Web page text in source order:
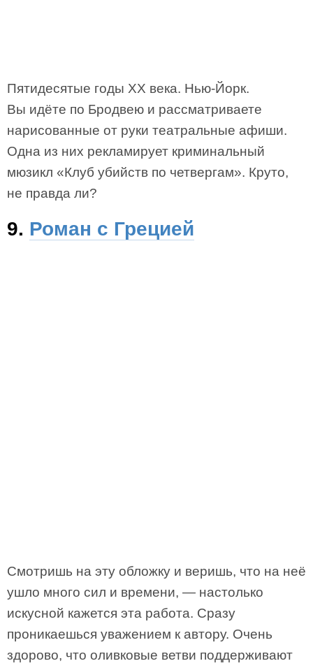
Пятидесятые годы XX века. Нью-Йорк.
Вы идёте по Бродвею и рассматриваете
нарисованные от руки театральные афиши.
Одна из них рекламирует криминальный
мюзикл «Клуб убийств по четвергам». Круто,
не правда ли?
9. Роман с Грецией
Смотришь на эту обложку и веришь, что на неё
ушло много сил и времени, — настолько
искусной кажется эта работа. Сразу
проникаешься уважением к автору. Очень
здорово, что оливковые ветви поддерживают